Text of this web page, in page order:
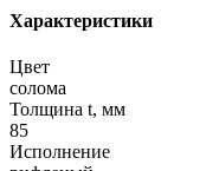
Характеристики
Цвет
солома
Толщина t, мм
85
Исполнение